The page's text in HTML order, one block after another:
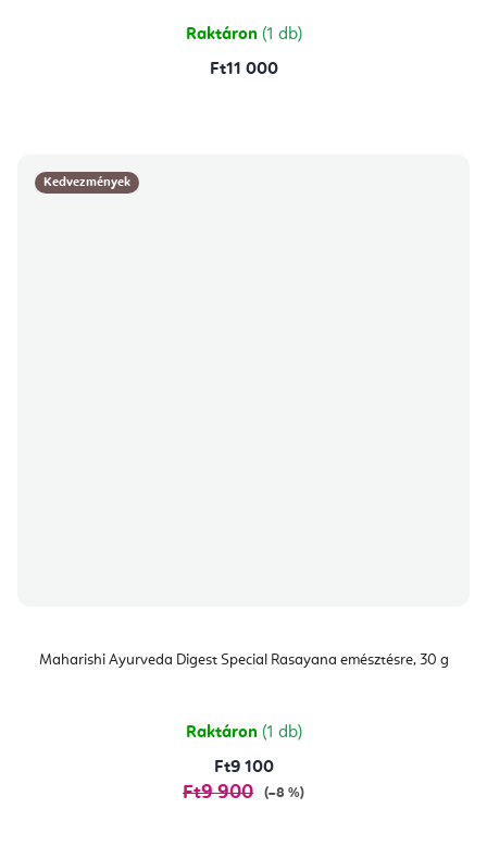
Raktáron (1 db)
Ft11 000
Kedvezmények
Maharishi Ayurveda Digest Special Rasayana emésztésre, 30 g
Raktáron (1 db)
Ft9 100
Ft9 900 (–8 %)